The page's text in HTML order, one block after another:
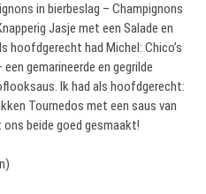
in bierbeslag – Champignons
Jasje met een Salade en
hoofdgerecht had Michel: Chico’s
gemarineerde en gegrilde
Ik had als hoofdgerecht:
Tournedos met een saus van
beide goed gesmaakt!